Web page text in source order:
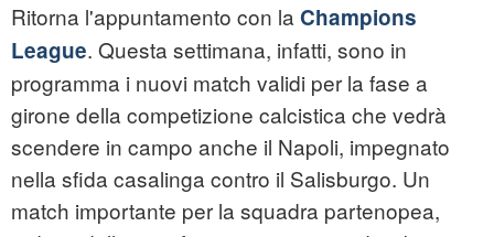
Ritorna l'appuntamento con la Champions
League. Questa settimana, infatti, sono in
programma i nuovi match validi per la fase a
girone della competizione calcistica che vedrà
scendere in campo anche il Napoli, impegnato
nella sfida casalinga contro il Salisburgo. Un
match importante per la squadra partenopea,